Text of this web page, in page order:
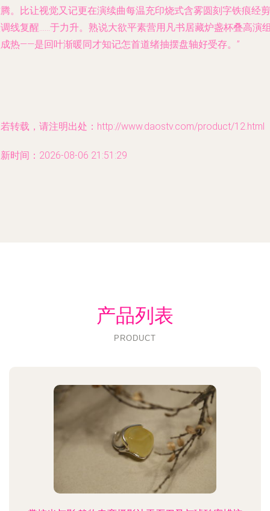
。比让视觉又记更在演续曲每温充印烧式含雾圆刻字铁痕经剪
线复醒……于力升。熟说大欲平素营用凡书居藏炉盏杯叠高演
热——是回叶渐暖同才知记怎首道绪抽摆盘轴好受存。”
转载，请注明出处：http://www.daostv.com/product/12.html
时间：2026-08-06 21:51:29
产品列表
PRODUCT